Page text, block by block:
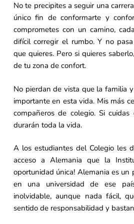
No te precipites a seguir una
único fin de conformarte y
comprometes con un camino,
difícil corregir el rumbo. Y no
que quieres. Pero si quieres
de tu zona de confort.
No pierdan de vista que la familia
importante en esta vida. Mis más
compañeros de colegio. Si
durarán toda la vida.
A los estudiantes del Colegio les
acceso a Alemania que la
oportunidad única! Alemania es un
en una universidad de ese
inolvidable, aunque nada fácil,
sentido de responsabilidad y